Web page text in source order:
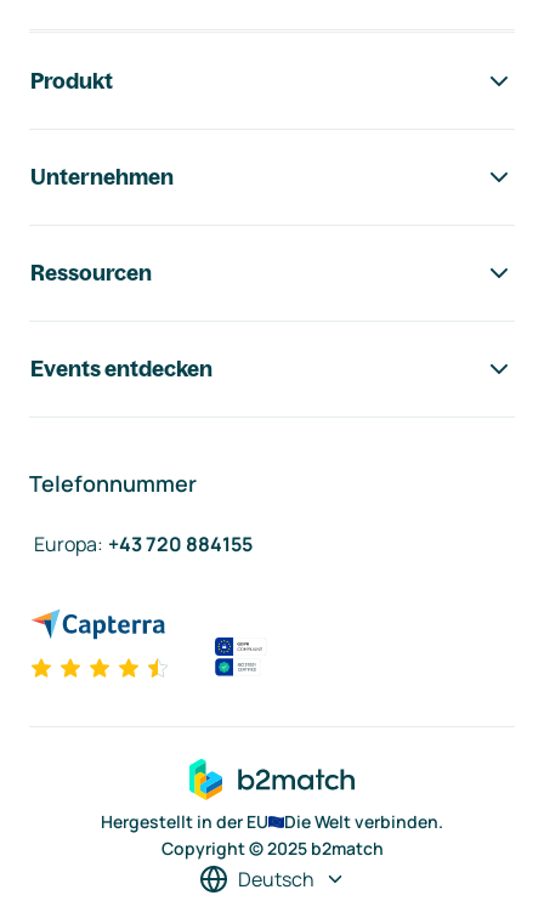
Produkt
Unternehmen
Ressourcen
Events entdecken
Telefonnummer
Europa: +43 720 884155
Hergestellt in der EU
Die Welt verbinden.
Copyright © 2025 b2match
Deutsch